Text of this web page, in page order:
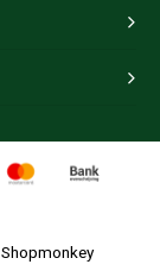
Shopmonkey